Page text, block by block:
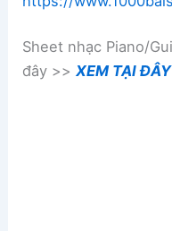
Sheet nhạc Piano/
đây >>XEM TẠI ĐÂY